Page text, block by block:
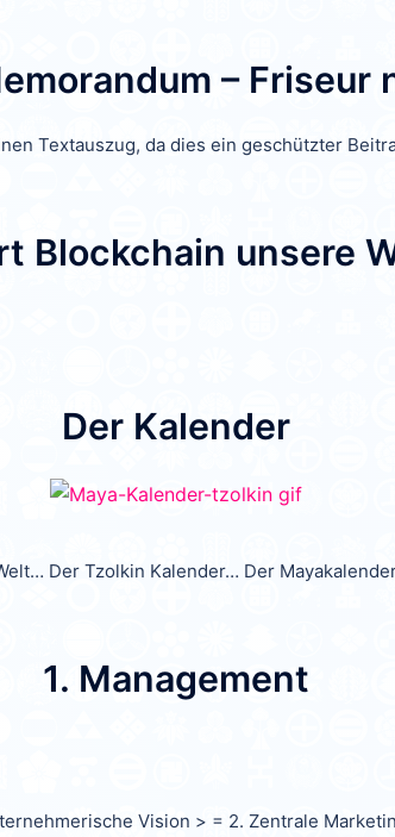
– Friseur
Textauszug, da dies ein geschützter
Blockchain unsere
Der Kalender
Der Tzolkin Kalender… Der
1. Management
Vision > = 2. Zentrale